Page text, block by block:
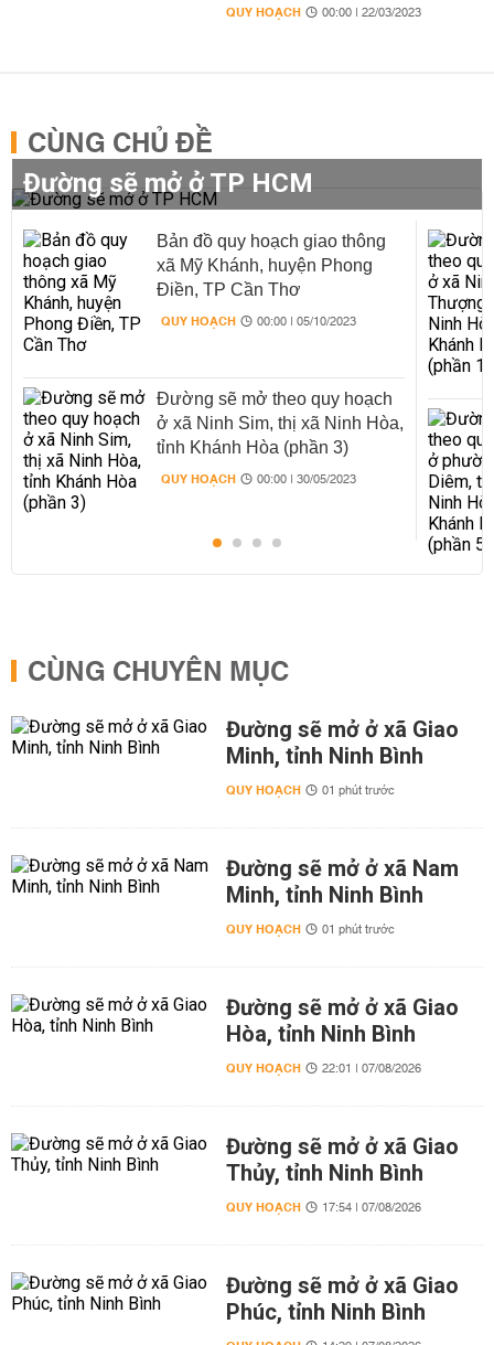
QUY HOẠCH 00:00 | 22/03/2023
CÙNG CHỦ ĐỀ
Đường sẽ mở ở TP HCM
Bản đồ quy hoạch giao thông
xã Mỹ Khánh, huyện Phong
Điền, TP Cần Thơ
QUY HOẠCH 00:00 | 05/10/2023
Đường sẽ mở theo quy hoạch
ở xã Ninh Sim, thị xã Ninh Hòa,
tỉnh Khánh Hòa (phần 3)
QUY HOẠCH 00:00 | 30/05/2023
CÙNG CHUYÊN MỤC
Đường sẽ mở ở xã Giao
Minh, tỉnh Ninh Bình
QUY HOẠCH 01 phút trước
Đường sẽ mở ở xã Nam
Minh, tỉnh Ninh Bình
QUY HOẠCH 01 phút trước
Đường sẽ mở ở xã Giao
Hòa, tỉnh Ninh Bình
QUY HOẠCH 22:01 | 07/08/2026
Đường sẽ mở ở xã Giao
Thủy, tỉnh Ninh Bình
QUY HOẠCH 17:54 | 07/08/2026
Đường sẽ mở ở xã Giao
Phúc, tỉnh Ninh Bình